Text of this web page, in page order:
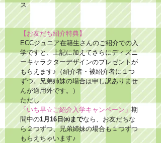
ス
【お友だち紹介特典】
ECCジュニア在籍生さんのご紹介での入
学ですと、上記に加えてさらにディズニ
ーキャラクターデザインのプレゼントが
もらえます♪（紹介者・被紹介者に１つ
ずつ。兄弟姉妹の場合は申し訳ありませ
んが適用外です。）
ただし…
「いち早☆ご紹介入学キャンペーン」 期
間中の1月16日㈬までなら、お友だちな
ら２つずつ、兄弟姉妹の場合も１つずつ
もらえちゃいます♪